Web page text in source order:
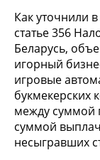
Как уточнили
статье 356
Беларусь,
игорный
игровые
букмекерских
между суммой
суммой
несыгравших